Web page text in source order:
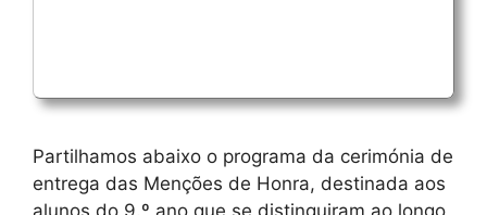
Partilhamos abaixo o programa da cerimónia de
entrega das Menções de Honra, destinada aos